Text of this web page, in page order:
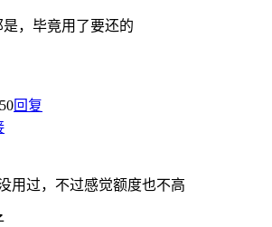
是，毕竟用了要还的
回复
用过，不过感觉额度也不高